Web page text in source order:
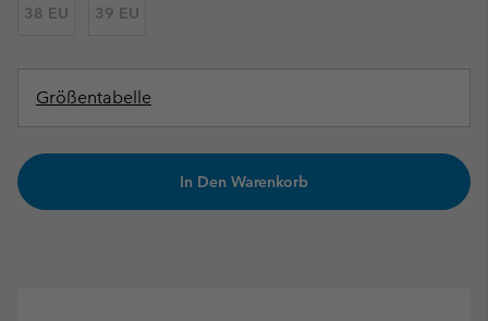
38 EU 39 EU
Größentabelle
In Den Warenkorb